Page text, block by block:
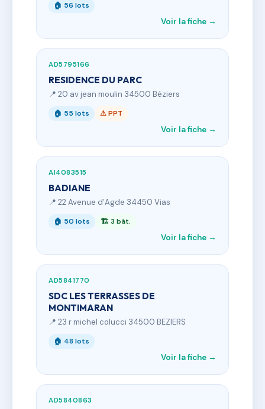
🏠 56 lots
Voir la fiche →
AD5795166
RESIDENCE DU PARC
📍 20 av jean moulin 34500 Béziers
🏠 55 lots ⚠ PPT
Voir la fiche →
AI4083515
BADIANE
📍 22 Avenue d’Agde 34450 Vias
🏠 50 lots 🏗 3 bât.
Voir la fiche →
AD5841770
SDC LES TERRASSES DE
MONTIMARAN
📍 23 r michel colucci 34500 BEZIERS
🏠 48 lots
Voir la fiche →
AD5840863